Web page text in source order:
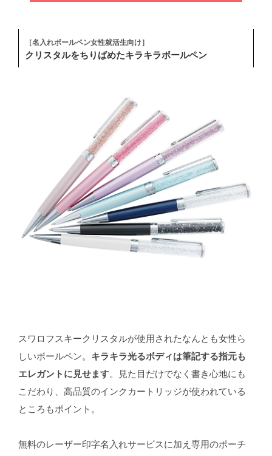
［名入れボールペン女性就活生向け］
クリスタルをちりばめたキラキラボールペン
スワロフスキークリスタルが使用されたなんとも女性ら
しいボールペン。 キラキラ光るボディは筆記する指元も
エレガントに見せます。見た目だけでなく書き心地にも
こだわり、高品質のインクカートリッジが使われている
ところもポイント。
無料のレーザー印字名入れサービスに加え専用のポーチ